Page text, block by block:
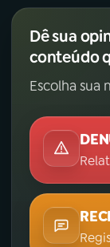
Dê sua
conteúdo
Escolha sua